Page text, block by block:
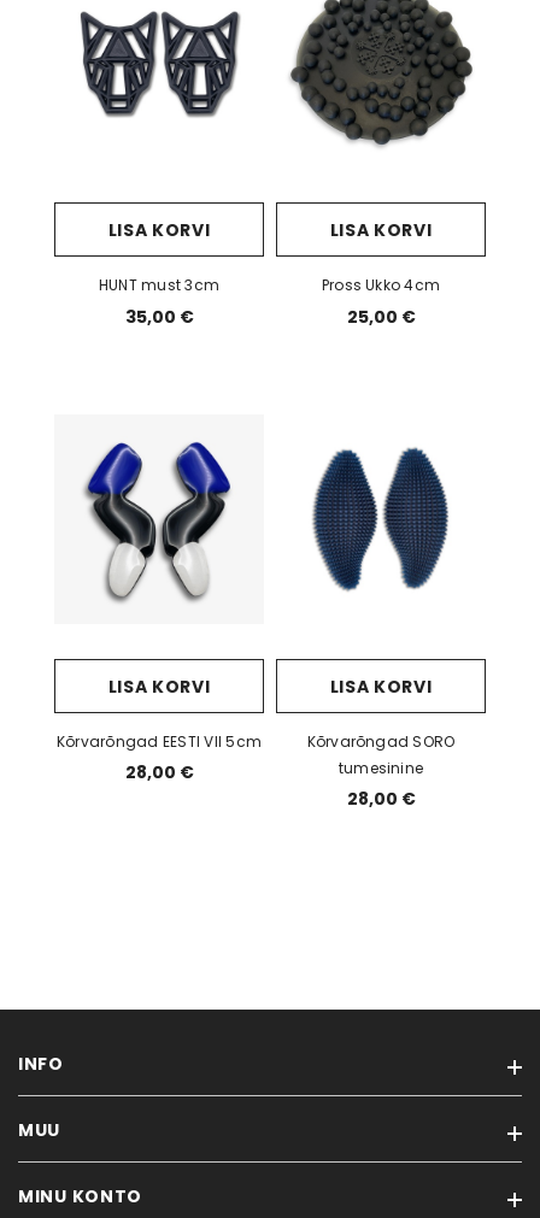
LISA KORVI
HUNT must 3cm
35,00 €
LISA KORVI
Pross Ukko 4cm
25,00 €
LISA KORVI
Kõrvarõngad EESTI VII 5cm
28,00 €
LISA KORVI
Kõrvarõngad SORO
tumesinine
28,00 €
INFO
Meist
Kinkekaardid
MUU
Kaubamärgid
MINU KONTO